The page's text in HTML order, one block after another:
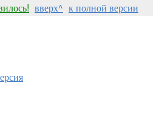
вверх^ к полной версии